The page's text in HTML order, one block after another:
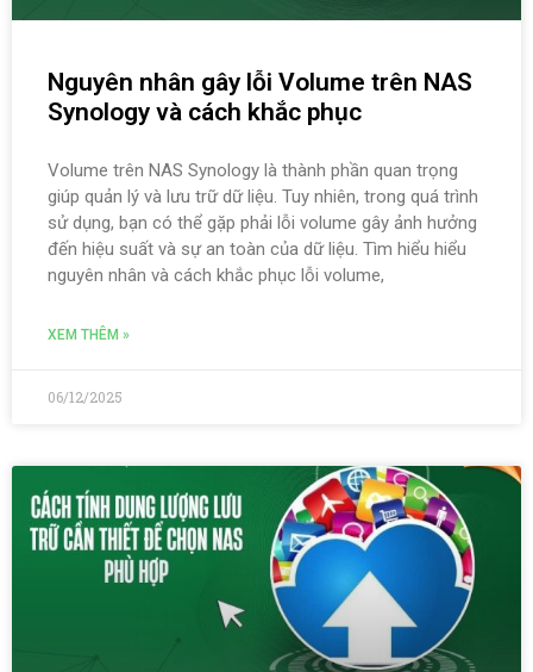
Nguyên nhân gây lỗi Volume trên NAS
Synology và cách khắc phục
Volume trên NAS Synology là thành phần quan trọng
giúp quản lý và lưu trữ dữ liệu. Tuy nhiên, trong quá trình
sử dụng, bạn có thể gặp phải lỗi volume gây ảnh hưởng
đến hiệu suất và sự an toàn của dữ liệu. Tìm hiểu hiểu
nguyên nhân và cách khắc phục lỗi volume,
XEM THÊM »
06/12/2025